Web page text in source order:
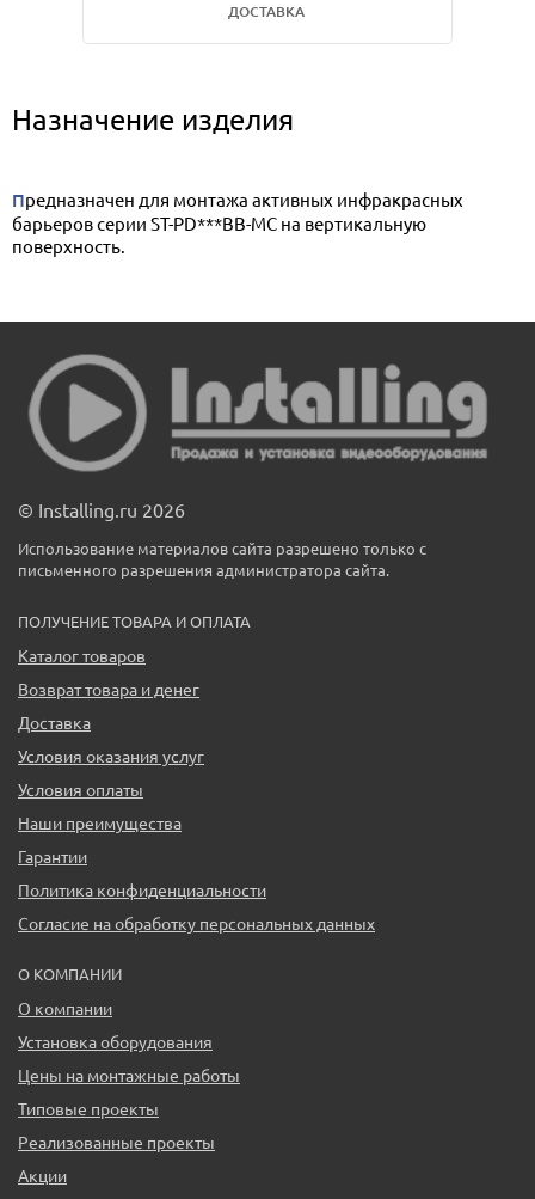
ДОСТАВКА
Назначение изделия
Предназначен для монтажа активных инфракрасных
барьеров серии ST-PD***BB-MC на вертикальную
поверхность.
© Installing.ru 2026
Использование материалов сайта разрешено только с
письменного разрешения администратора сайта.
ПОЛУЧЕНИЕ ТОВАРА И ОПЛАТА
Каталог товаров
Возврат товара и денег
Доставка
Условия оказания услуг
Условия оплаты
Наши преимущества
Гарантии
Политика конфиденциальности
Согласие на обработку персональных данных
О КОМПАНИИ
О компании
Установка оборудования
Цены на монтажные работы
Типовые проекты
Реализованные проекты
Акции